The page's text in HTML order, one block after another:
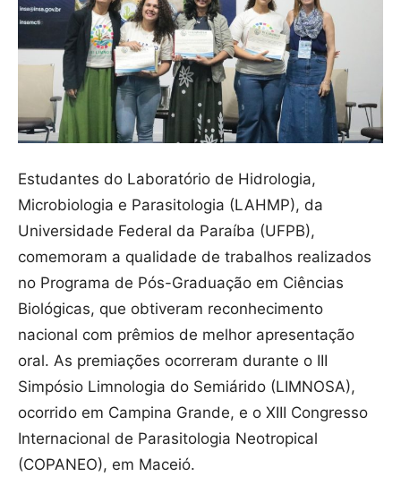
Estudantes do Laboratório de Hidrologia,
Microbiologia e Parasitologia (LAHMP), da
Universidade Federal da Paraíba (UFPB),
comemoram a qualidade de trabalhos realizados
no Programa de Pós-Graduação em Ciências
Biológicas, que obtiveram reconhecimento
nacional com prêmios de melhor apresentação
oral. As premiações ocorreram durante o III
Simpósio Limnologia do Semiárido (LIMNOSA),
ocorrido em Campina Grande, e o XIII Congresso
Internacional de Parasitologia Neotropical
(COPANEO), em Maceió.